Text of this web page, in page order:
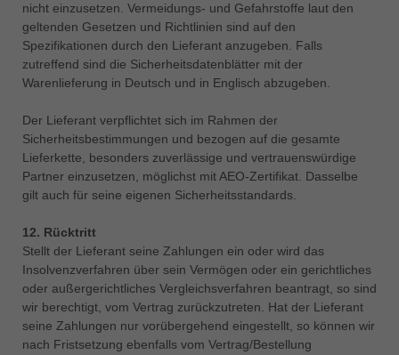
nicht einzusetzen. Vermeidungs- und Gefahrstoffe laut den
geltenden Gesetzen und Richtlinien sind auf den
Spezifikationen durch den Lieferant anzugeben. Falls
zutreffend sind die Sicherheitsdatenblätter mit der
Warenlieferung in Deutsch und in Englisch abzugeben.
Der Lieferant verpflichtet sich im Rahmen der
Sicherheitsbestimmungen und bezogen auf die gesamte
Lieferkette, besonders zuverlässige und vertrauenswürdige
Partner einzusetzen, möglichst mit AEO-Zertifikat. Dasselbe
gilt auch für seine eigenen Sicherheitsstandards.
12. Rücktritt
Stellt der Lieferant seine Zahlungen ein oder wird das
Insolvenzverfahren über sein Vermögen oder ein gerichtliches
oder außergerichtliches Vergleichsverfahren beantragt, so sind
wir berechtigt, vom Vertrag zurückzutreten. Hat der Lieferant
seine Zahlungen nur vorübergehend eingestellt, so können wir
nach Fristsetzung ebenfalls vom Vertrag/Bestellung